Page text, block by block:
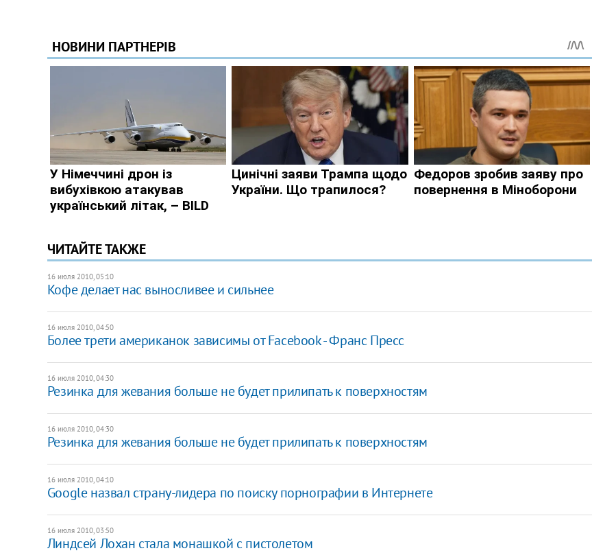
ЧИТАЙТЕ ТАКЖЕ
16 июля 2010, 05:10
Кофе делает нас выносливее и сильнее
16 июля 2010, 04:50
Более трети американок зависимы от Facebook - Франс Пресс
16 июля 2010, 04:30
Резинка для жевания больше не будет прилипать к поверхностям
16 июля 2010, 04:30
Резинка для жевания больше не будет прилипать к поверхностям
16 июля 2010, 04:10
Google назвал страну-лидера по поиску порнографии в Интернете
16 июля 2010, 03:50
Линдсей Лохан стала монашкой с пистолетом